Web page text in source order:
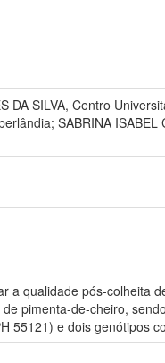
DA SILVA, Centro
SABRINA ISABEL
a qualidade pós-colheita
pimenta-de-cheiro,
55121) e dois genótipos